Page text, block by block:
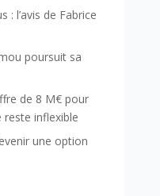
: l’avis de Fabrice
poursuit sa
de 8 M€ pour
reste inflexible
une option